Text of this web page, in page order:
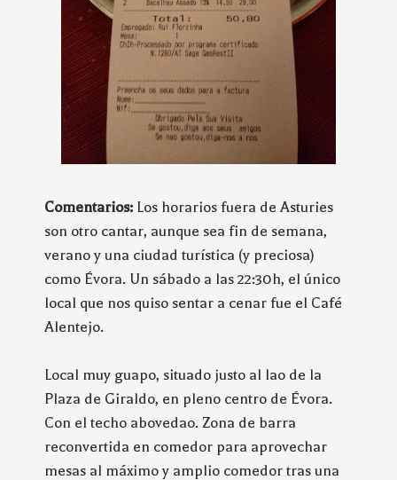
Comentarios: Los horarios fuera de Asturies
son otro cantar, aunque sea fin de semana,
verano y una ciudad turística (y preciosa)
como Évora. Un sábado a las 22:30h, el único
local que nos quiso sentar a cenar fue el Café
Alentejo.
Local muy guapo, situado justo al lao de la
Plaza de Giraldo, en pleno centro de Évora.
Con el techo abovedao. Zona de barra
reconvertida en comedor para aprovechar
mesas al máximo y amplio comedor tras una